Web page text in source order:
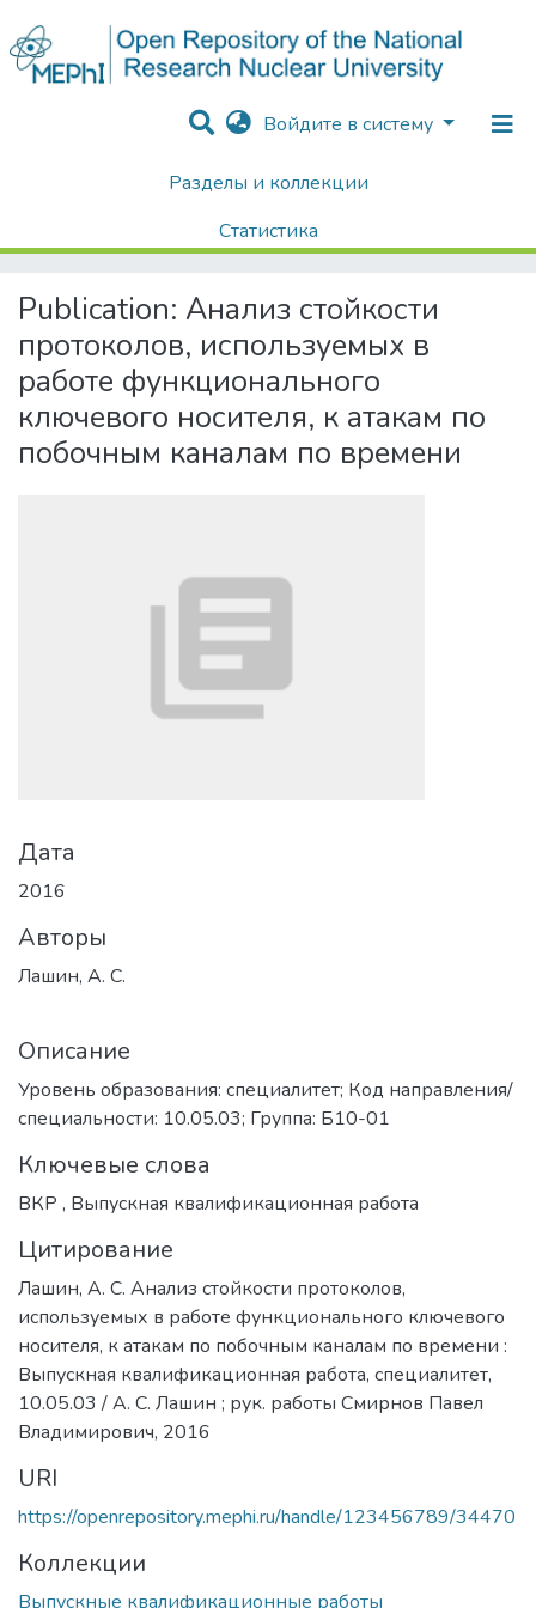
Войдите в систему
Разделы и коллекции
Статистика
Диссертации / Выпускные квалификационные работы
Анализ стойкости протоколов, используемых в работе функционального ключевого носителя, к атакам по побочным каналам по времени
Publication: Анализ стойкости
протоколов, используемых в
работе функционального
ключевого носителя, к атакам по
побочным каналам по времени
Дата
2016
Авторы
Лашин, А. С.
Описание
Уровень образования: специалитет; Код направления/
специальности: 10.05.03; Группа: Б10-01
Ключевые слова
ВКР , Выпускная квалификационная работа
Цитирование
Лашин, А. С. Анализ стойкости протоколов,
используемых в работе функционального ключевого
носителя, к атакам по побочным каналам по времени :
Выпускная квалификационная работа, специалитет,
10.05.03 / А. С. Лашин ; рук. работы Смирнов Павел
Владимирович, 2016
URI
https://openrepository.mephi.ru/handle/123456789/34470
Коллекции
Выпускные квалификационные работы